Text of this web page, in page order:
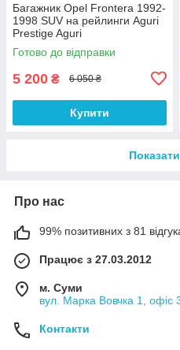
Багажник Opel Frontera 1992-
1998 SUV на рейлинги Aguri
Prestige Aguri
Готово до відправки
5 200 ₴ 6 050 ₴
Купити
Про нас
99% позитивних з 81
Працює з 27.03.2012
м. Суми
вул. Марка Вовчка 1, офіс
Контакти